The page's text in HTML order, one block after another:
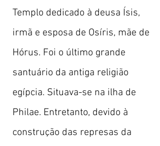
Templo dedicado à deusa Ísis,
irmã e esposa de Osíris, mãe de
Hórus. Foi o último grande
santuário da antiga religião
egípcia. Situava-se na ilha de
Philae. Entretanto, devido à
construção das represas da